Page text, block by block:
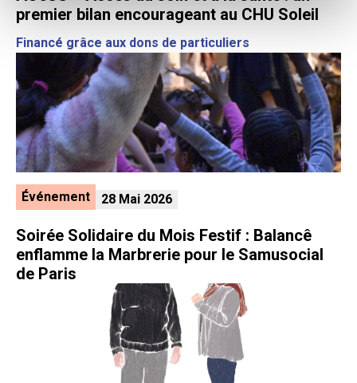
premier bilan encourageant au CHU Soleil
Financé grâce aux dons de particuliers
Événement 28 Mai 2026
Soirée Solidaire du Mois Festif : Balancê
enflamme la Marbrerie pour le Samusocial
de Paris